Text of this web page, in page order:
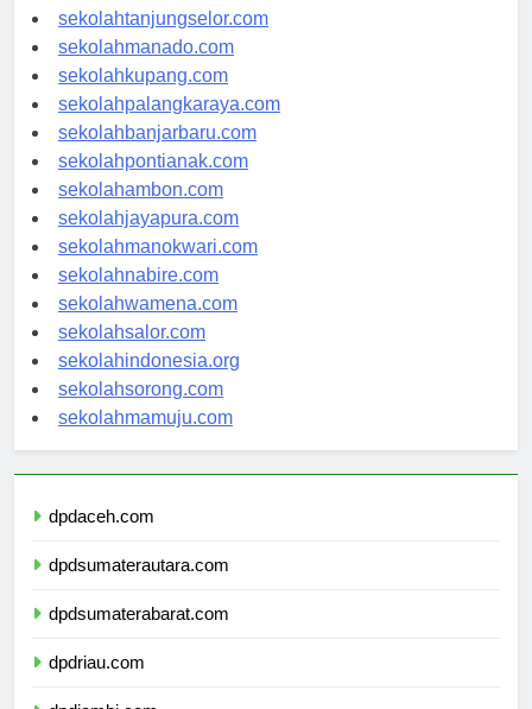
sekolahgorontalo.com
sekolahtanjungselor.com
sekolahmanado.com
sekolahkupang.com
sekolahpalangkaraya.com
sekolahbanjarbaru.com
sekolahpontianak.com
sekolahambon.com
sekolahjayapura.com
sekolahmanokwari.com
sekolahnabire.com
sekolahwamena.com
sekolahsalor.com
sekolahindonesia.org
sekolahsorong.com